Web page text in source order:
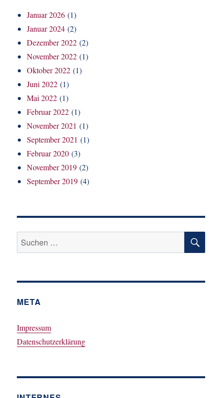
Januar 2026 (1)
Januar 2024 (2)
Dezember 2022 (2)
November 2022 (1)
Oktober 2022 (1)
Juni 2022 (1)
Mai 2022 (1)
Februar 2022 (1)
November 2021 (1)
September 2021 (1)
Februar 2020 (3)
November 2019 (2)
September 2019 (4)
Suchen
nach:
META
Impressum
Datenschutzerklärung